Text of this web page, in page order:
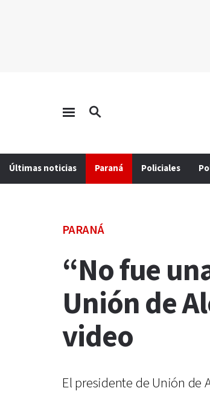
Últimas noticias Paraná Policiales
PARANÁ
“No fue
Unión de
video
El presidente de Unión de